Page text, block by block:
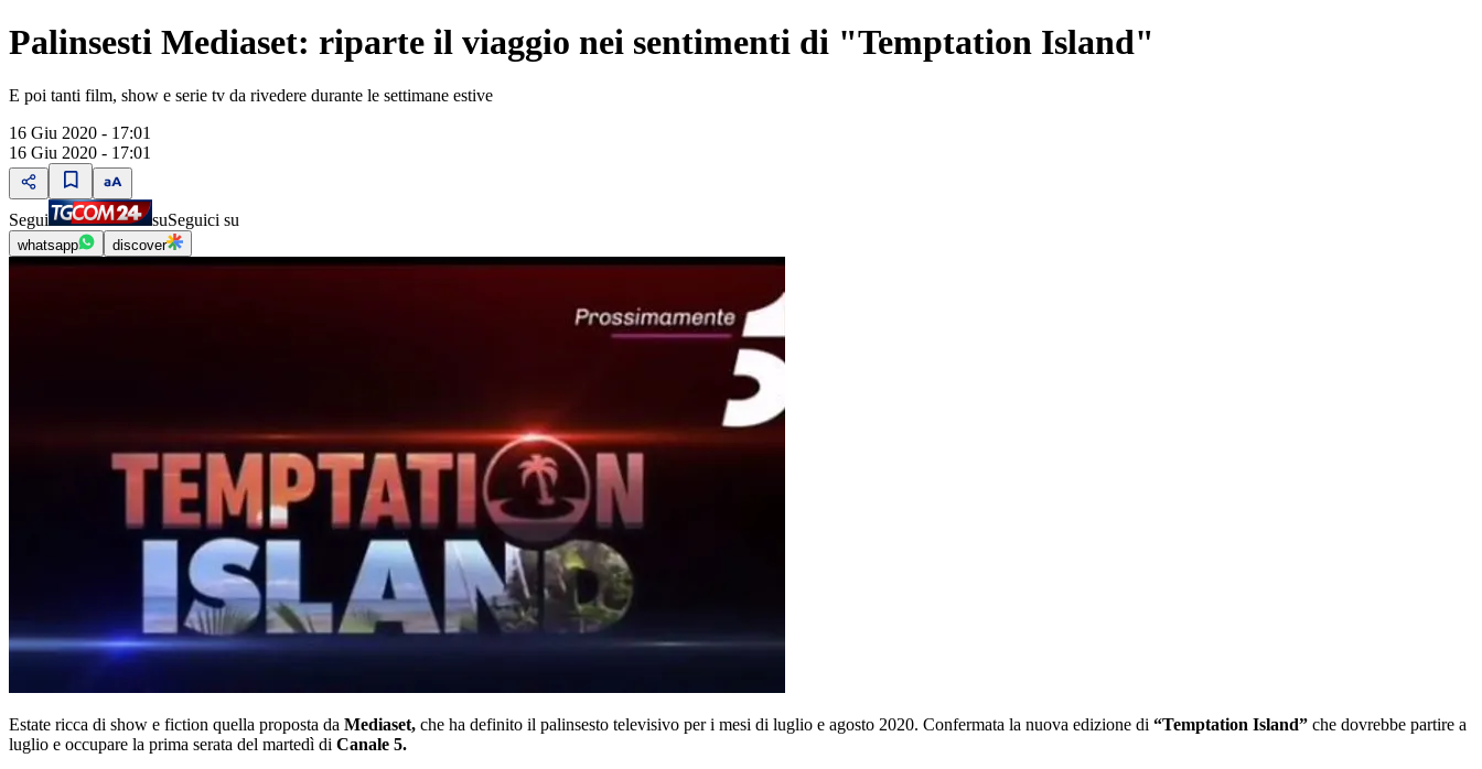
Palinsesti Mediaset: riparte il viaggio nei sentimenti di "Temptation Island"
E poi tanti film, show e serie tv da rivedere durante le settimane estive
16 Giu 2020 - 17:01
16 Giu 2020 - 17:01
Segui suSeguici su
whatsapp discover
Estate ricca di show e fiction quella proposta da Mediaset, che ha definito il palinsesto televisivo per i mesi di luglio e agosto 2020. Confermata la nuova edizione di “Temptation Island” che dovrebbe partire a
luglio e occupare la prima serata del martedì di Canale 5.